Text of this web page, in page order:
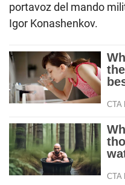
portavoz del mando
Igor Konashenkov.